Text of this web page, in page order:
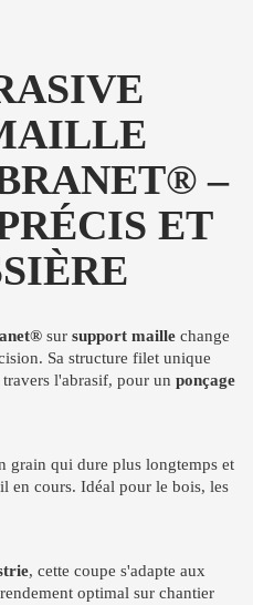
–
ET
sur support maille change
Sa structure filet unique
l'abrasif, pour un ponçage
grain qui dure plus longtemps et
en cours. Idéal pour le bois, les
, cette coupe s'adapte aux
optimal sur chantier